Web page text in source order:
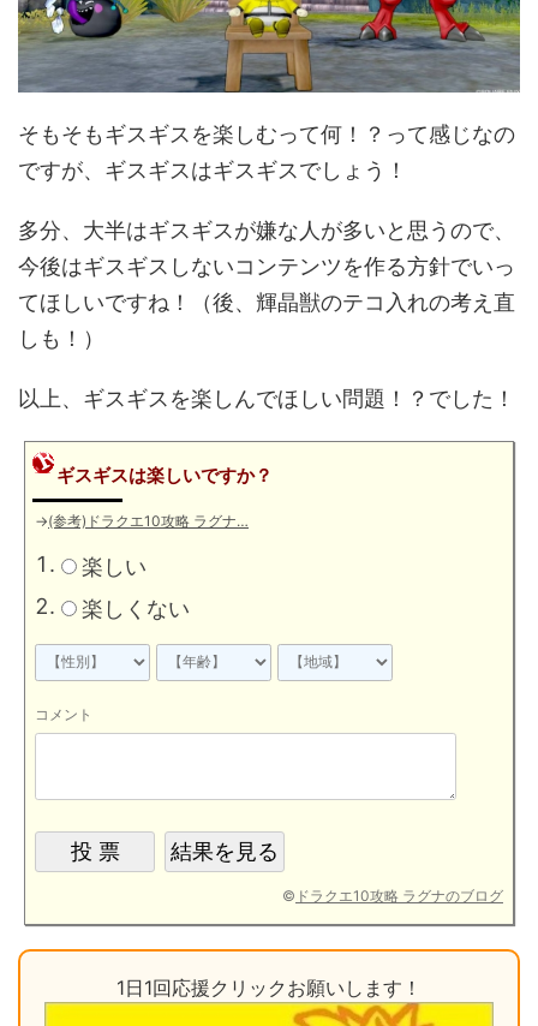
そもそもギスギスを楽しむって何！？って感じなの
ですが、ギスギスはギスギスでしょう！
多分、大半はギスギスが嫌な人が多いと思うので、
今後はギスギスしないコンテンツを作る方針でいっ
てほしいですね！（後、輝晶獣のテコ入れの考え直
しも！）
以上、ギスギスを楽しんでほしい問題！？でした！
ギスギスは楽しいですか？
→(参考)ドラクエ10攻略 ラグナ…
楽しい
楽しくない
コメント
© ドラクエ10攻略 ラグナのブログ
1日1回応援クリックお願いします！